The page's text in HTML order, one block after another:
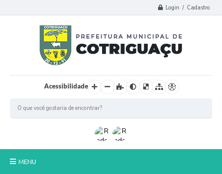
Login / Cadastro
Acessibilidade
MENU